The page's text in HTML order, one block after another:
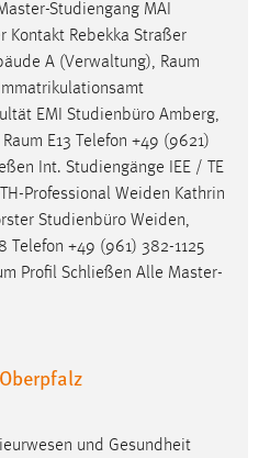
Studiengang MAI
Kontakt Rebekka Straßer
A (Verwaltung), Raum
EMI Studienbüro Amberg,
Raum E13 Telefon +49 (9621)
Int. Studiengänge IEE / TE
Professional Weiden Kathrin
Studienbüro Weiden,
Telefon +49 (961) 382-1125
Profil Schließen Alle Master-
und Gesundheit